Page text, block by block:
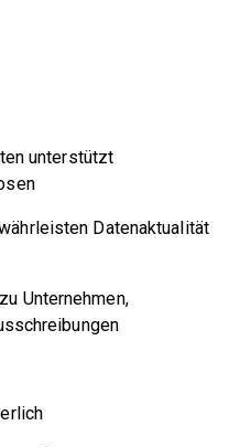
unterstützt
Datenaktualität
Unternehmen,